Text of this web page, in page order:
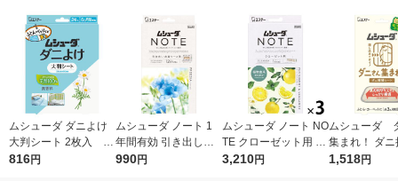
ムシューダ ダニよけ
大判シート 2枚入 ダ
ニ除け エステー
816円
ムシューダ ノート 1
年間有効 引き出し・
衣装ケース用 フリー
990円
ムシューダ ノート NO
TE クローゼット用 衣
類 防虫剤 ペパーミン
3,210円
ムシューダ
集まれ！ ダニ
ート 1個（2
1,518円